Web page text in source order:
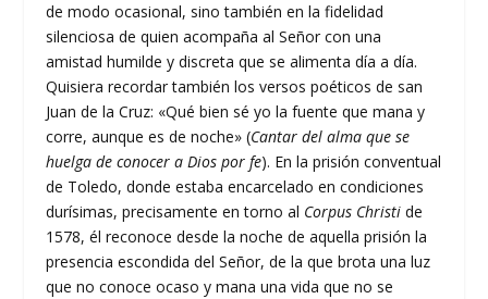
de modo ocasional, sino también en la fidelidad
silenciosa de quien acompaña al Señor con una
amistad humilde y discreta que se alimenta día a día.
Quisiera recordar también los versos poéticos de san
Juan de la Cruz: «Qué bien sé yo la fuente que mana y
corre, aunque es de noche» (Cantar del alma que se
huelga de conocer a Dios por fe). En la prisión conventual
de Toledo, donde estaba encarcelado en condiciones
durísimas, precisamente en torno al Corpus Christi de
1578, él reconoce desde la noche de aquella prisión la
presencia escondida del Señor, de la que brota una luz
que no conoce ocaso y mana una vida que no se